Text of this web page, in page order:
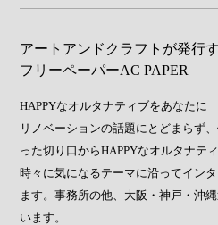
アートアンドクラフトが発行
フリーペーパーAC PAPER
HAPPYなオルタナティブをあなたに
リノベーションの話題にとどまらず
った切り口からHAPPYなオルタナテ
時々に気になるテーマに沿ってイン
ます。事務所の他、大阪・神戸・沖
います。